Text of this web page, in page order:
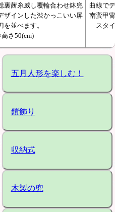
裏茜糸威し覆輪合わせ鉢兜
ザインした渋かっこいい屏
並べます。
さ50(cm)
曲線で
南蛮甲
スタ
五月人形を楽しむ！
鎧飾り
収納式
木製の兜